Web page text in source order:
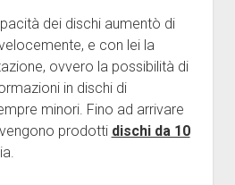
dei dischi aumentò di
e con lei la
ovvero la possibilità di
in dischi di
minori. Fino ad arrivare
prodotti dischi da 10